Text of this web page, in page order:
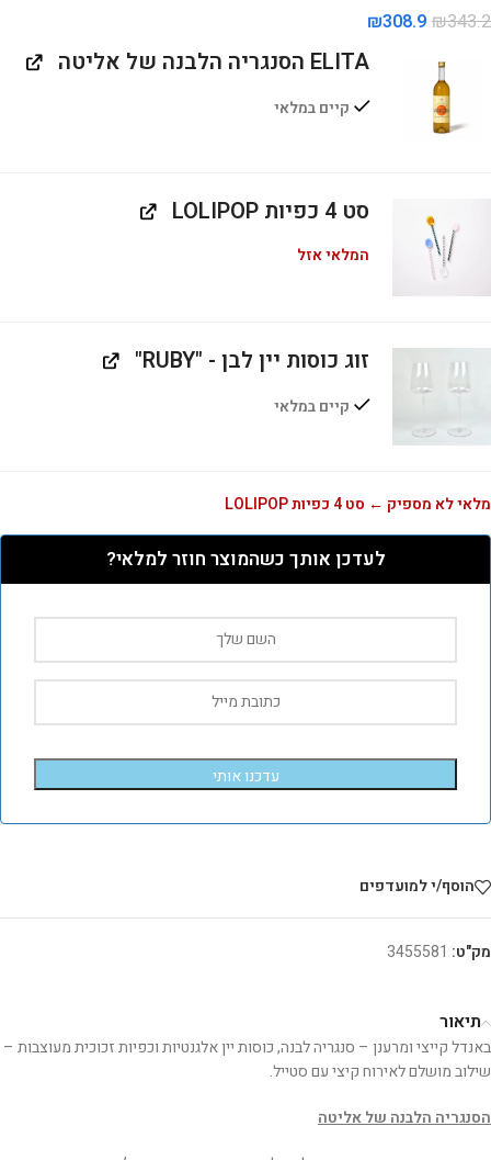
₪343.2
₪308.9
ELITA הסנגריה הלבנה של אליטה
קיים במלאי
סט 4 כפיות LOLIPOP
המלאי אזל
זוג כוסות יין לבן - "RUBY"
קיים במלאי
מלאי לא מספיק ← סט 4 כפיות LOLIPOP
לעדכן אותך כשהמוצר חוזר למלאי?
עדכנו אותי
הוסף/י למועדפים
מק"ט: 3455581
תיאור
באנדל קייצי ומרענן – סנגריה לבנה, כוסות יין אלגנטיות וכפיות זכוכית מעוצבות –
שילוב מושלם לאירוח קיצי עם סטייל.
הסנגריה הלבנה של אליטה